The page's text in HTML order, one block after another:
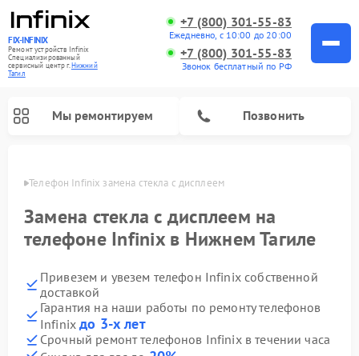
FIX-INFINIX
Ремонт устройств Infinix
Специализированный
cервисный центр г.Нижний
Тагил
+7 (800) 301-55-83
Ежедневно, с 10:00 до 20:00
+7 (800) 301-55-83
Звонок бесплатный по РФ
Мы ремонтируем Позвонить
Телефон Infinix замена стекла с дисплеем
Замена стекла с дисплеем на
телефоне Infinix в Нижнем Тагиле
Привезем и увезем телефон Infinix собственной
доставкой
Гарантия на наши работы по ремонту телефонов
Infinixдо 3-х лет
Срочный ремонт телефонов Infinix в течении часа